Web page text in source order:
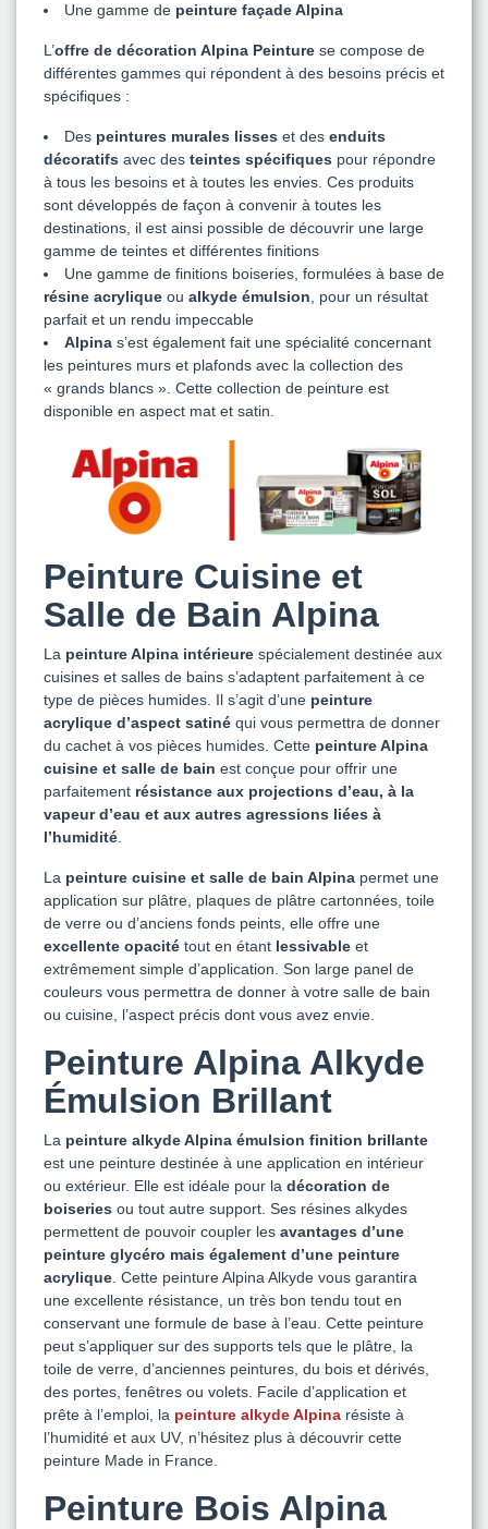
Une gamme de peinture façade Alpina
L’offre de décoration Alpina Peinture se compose de
différentes gammes qui répondent à des besoins précis et
spécifiques :
Des peintures murales lisses et des enduits
décoratifs avec des teintes spécifiques pour répondre
à tous les besoins et à toutes les envies. Ces produits
sont développés de façon à convenir à toutes les
destinations, il est ainsi possible de découvrir une large
gamme de teintes et différentes finitions
Une gamme de finitions boiseries, formulées à base de
résine acrylique ou alkyde émulsion, pour un résultat
parfait et un rendu impeccable
Alpina s’est également fait une spécialité concernant
les peintures murs et plafonds avec la collection des
« grands blancs ». Cette collection de peinture est
disponible en aspect mat et satin.
Peinture Cuisine et
Salle de Bain Alpina
La peinture Alpina intérieure spécialement destinée aux
cuisines et salles de bains s’adaptent parfaitement à ce
type de pièces humides. Il s’agit d’une peinture
acrylique d’aspect satiné qui vous permettra de donner
du cachet à vos pièces humides. Cette peinture Alpina
cuisine et salle de bain est conçue pour offrir une
parfaitement résistance aux projections d’eau, à la
vapeur d’eau et aux autres agressions liées à
l’humidité.
La peinture cuisine et salle de bain Alpina permet une
application sur plâtre, plaques de plâtre cartonnées, toile
de verre ou d’anciens fonds peints, elle offre une
excellente opacité tout en étant lessivable et
extrêmement simple d’application. Son large panel de
couleurs vous permettra de donner à votre salle de bain
ou cuisine, l’aspect précis dont vous avez envie.
Peinture Alpina Alkyde
Émulsion Brillant
La peinture alkyde Alpina émulsion finition brillante
est une peinture destinée à une application en intérieur
ou extérieur. Elle est idéale pour la décoration de
boiseries ou tout autre support. Ses résines alkydes
permettent de pouvoir coupler les avantages d’une
peinture glycéro mais également d’une peinture
acrylique. Cette peinture Alpina Alkyde vous garantira
une excellente résistance, un très bon tendu tout en
conservant une formule de base à l’eau. Cette peinture
peut s’appliquer sur des supports tels que le plâtre, la
toile de verre, d’anciennes peintures, du bois et dérivés,
des portes, fenêtres ou volets. Facile d’application et
prête à l’emploi, la peinture alkyde Alpina résiste à
l’humidité et aux UV, n’hésitez plus à découvrir cette
peinture Made in France.
Peinture Bois Alpina